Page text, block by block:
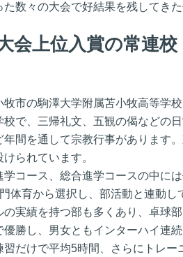
た数々の大会で好結果を残してき
会上位入賞の常連
牧市の駒澤大学附属苫小牧高等学
校で、三帰礼文、五観の偈などの
年間を通して宗教行事があります
られています。
学コース、総合進学コースの中に
体育から選択し、部活動と連動し
の実績を持つ部も多くあり、卓球
優勝し、男女ともインターハイ連
習だけで平均5時間、さらにトレー